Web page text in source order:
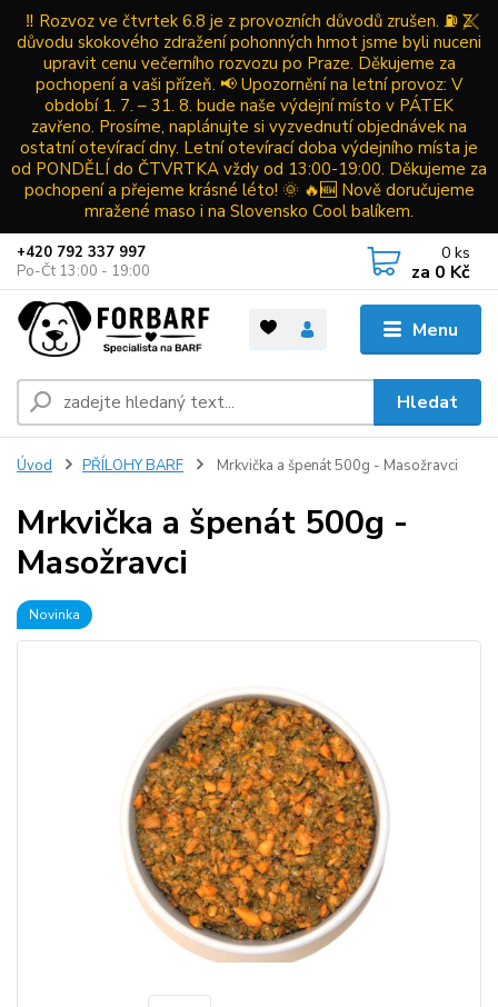
‼️ Rozvoz ve čtvrtek 6.8 je z provozních důvodů zrušen. ⛽ Z
důvodu skokového zdražení pohonných hmot jsme byli nuceni
upravit cenu večerního rozvozu po Praze. Děkujeme za
pochopení a vaši přízeň. 📢 Upozornění na letní provoz: V
období 1. 7. – 31. 8. bude naše výdejní místo v PÁTEK
zavřeno. Prosíme, naplánujte si vyzvednutí objednávek na
ostatní otevírací dny. Letní otevírací doba výdejního místa je
od PONDĚLÍ do ČTVRTKA vždy od 13:00-19:00. Děkujeme za
pochopení a přejeme krásné léto! 🌞 🔥🆕 Nově doručujeme
mražené maso i na Slovensko Cool balíkem.
Menu
Hledat
+420 792 337 997
Po-Čt 13:00 - 19:00
0 ks
za 0 Kč
Úvod PŘÍLOHY BARF Mrkvička a špenát 500g - Masožravci
Mrkvička a špenát 500g -
Masožravci
Novinka